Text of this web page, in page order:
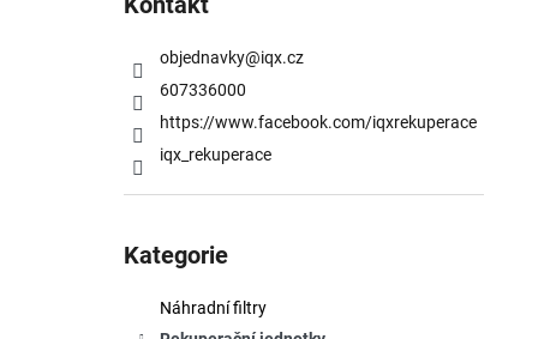
objednavky@iqx.cz
607336000
https://www.facebook.com/iqxrekuperace
iqx_rekuperace
kategorie
Kategorie
Náhradní filtry